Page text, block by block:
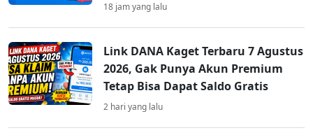
18 jam yang lalu
Link DANA Kaget Terbaru 7 Agustus
2026, Gak Punya Akun Premium
Tetap Bisa Dapat Saldo Gratis
2 hari yang lalu